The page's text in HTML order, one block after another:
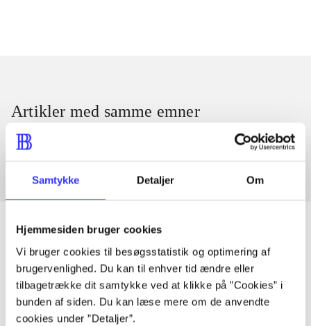
Samtykke Detaljer Om
Hjemmesiden bruger cookies
Vi bruger cookies til besøgsstatistik og optimering af
brugervenlighed. Du kan til enhver tid ændre eller
tilbagetrække dit samtykke ved at klikke på ”Cookies” i
bunden af siden. Du kan læse mere om de anvendte
cookies under ”Detaljer”.
Artikler med samme emner
Fra
Artikler
Alle registrerede artikler fordelt på udgivelser